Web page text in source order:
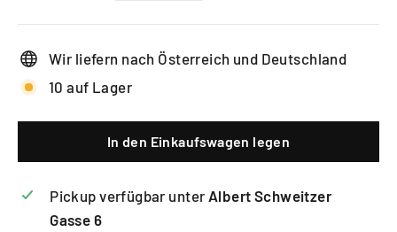
Wir liefern nach Österreich und Deutschland
10 auf Lager
In den Einkaufswagen legen
Pickup verfügbar unter Albert Schweitzer
Gasse 6